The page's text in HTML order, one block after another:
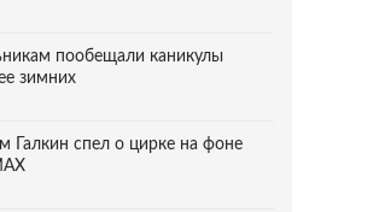
пообещали каникулы
зимних
Галкин спел о цирке на фоне